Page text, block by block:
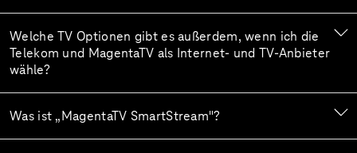
Welche TV Optionen gibt es außerdem, wenn ich die
Telekom und MagentaTV als Internet- und TV-Anbieter
wähle?
Was ist „MagentaTV SmartStream"?